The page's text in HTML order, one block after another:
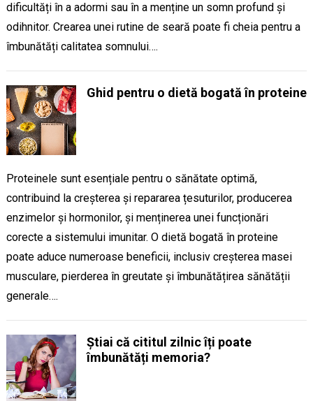
dificultăți în a adormi sau în a menține un somn profund și
odihnitor. Crearea unei rutine de seară poate fi cheia pentru a
îmbunătăți calitatea somnului….
Ghid pentru o dietă bogată în proteine
Proteinele sunt esențiale pentru o sănătate optimă,
contribuind la creșterea și repararea țesuturilor, producerea
enzimelor și hormonilor, și menținerea unei funcționări
corecte a sistemului imunitar. O dietă bogată în proteine
poate aduce numeroase beneficii, inclusiv creșterea masei
musculare, pierderea în greutate și îmbunătățirea sănătății
generale….
Știai că cititul zilnic îți poate
îmbunătăți memoria?